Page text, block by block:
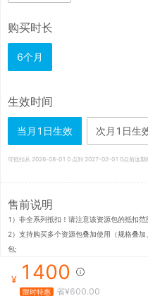
购买时长
6个月
生效时间
当月1日生效 次月1日生
可抵扣从 2026-08-01 0 点到 2027-02-01 0点前这期
售前说明
1）非全系列抵扣！请注意该资源包的抵扣范
2）支持购买多个资源包叠加使用（规格叠
包;
3）资源包使用后或过期后剩余量不支持退款
4）资源包可抵扣的模范围会动态调整。
¥ 1400
限时特惠 省¥600.00